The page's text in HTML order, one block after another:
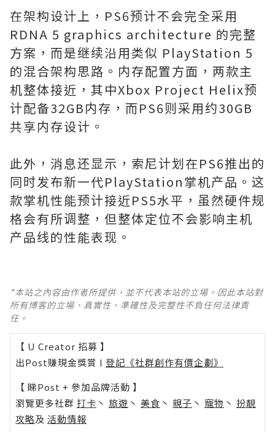
在架构设计上，PS6预计不会完全采用
RDNA 5 graphics architecture 的完整
方案，而是继续沿用类似 PlayStation 5
的混合架构思路。内存配置方面，两款主
机整体接近，其中Xbox Project Helix预
计配备32GB内存，而PS6则采用约30GB
共享内存设计。
此外，消息还显示，索尼计划在PS6推出的
同时发布新一代PlayStation掌机产品。这
款掌机性能预计接近PS5水平，虽然硬件规
格会有所调整，但整体定位不会影响主机
产品线的性能表现。
*本站之內容由作者所提供，並不代表本站的立場。因此本站對
所有博客的立場、真實性、準確性及完整性不負任何法律責
任。
【 U Creator 招募 】
出Post賺現金獎賞 l 登記《社群創作有價企劃》
【 睇Post + 參加品牌活動 】
瀏覽更多社群 打卡 丶 旅遊 丶 美食 丶 親子 丶 寵物 丶 扮靚
攻略及 活動情報